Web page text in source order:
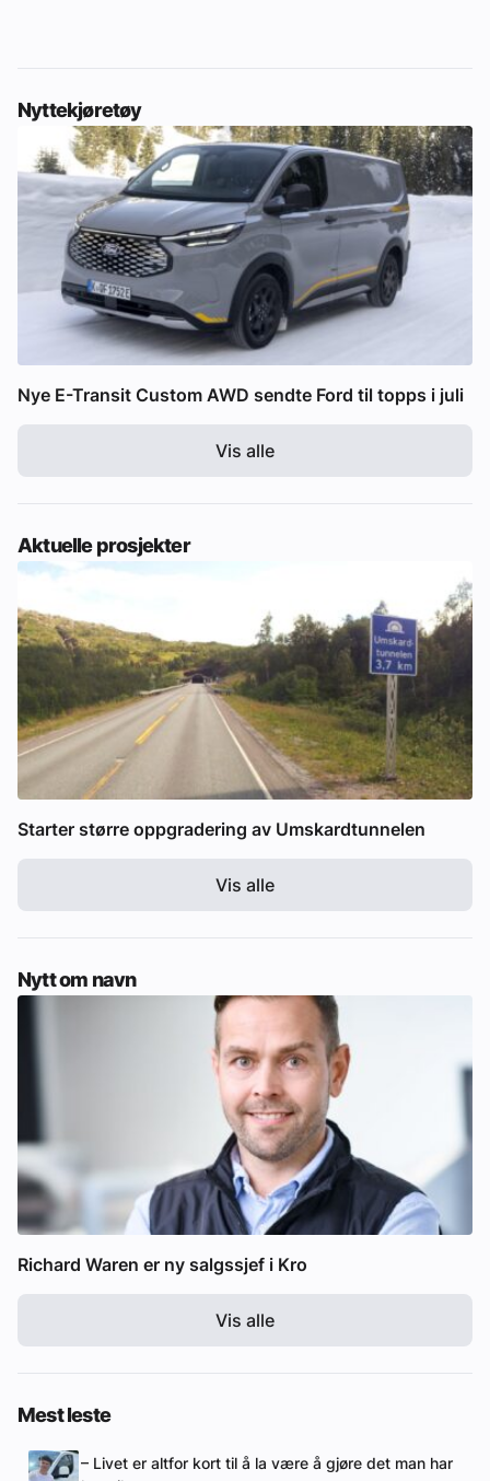
Nyttekjøretøy
Nye E-Transit Custom AWD sendte Ford til topps i juli
Vis alle
Aktuelle prosjekter
Starter større oppgradering av Umskardtunnelen
Vis alle
Nytt om navn
Richard Waren er ny salgssjef i Kro
Vis alle
Mest leste
– Livet er altfor kort til å la være å gjøre det man har